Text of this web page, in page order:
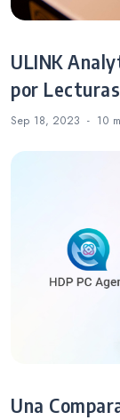
ULINK
por
Sep 18, 2023 10
Una